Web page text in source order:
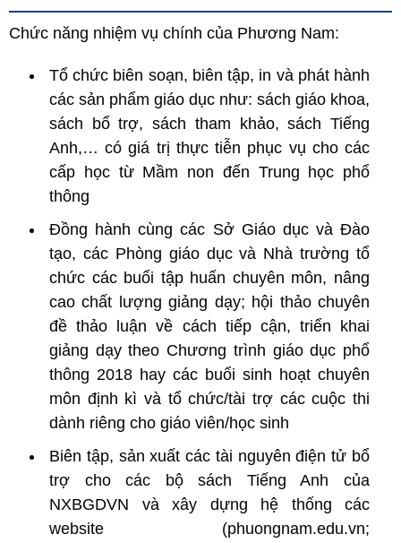
Chức năng nhiệm vụ chính của Phương Nam:
Tổ chức biên soạn, biên tập, in và phát hành
các sản phẩm giáo dục như: sách giáo khoa,
sách bổ trợ, sách tham khảo, sách Tiếng
Anh,… có giá trị thực tiễn phục vụ cho các
cấp học từ Mầm non đến Trung học phổ
thông
Đồng hành cùng các Sở Giáo dục và Đào
tạo, các Phòng giáo dục và Nhà trường tổ
chức các buổi tập huấn chuyên môn, nâng
cao chất lượng giảng dạy; hội thảo chuyên
đề thảo luận về cách tiếp cận, triển khai
giảng dạy theo Chương trình giáo dục phổ
thông 2018 hay các buổi sinh hoạt chuyên
môn định kì và tổ chức/tài trợ các cuộc thi
dành riêng cho giáo viên/học sinh
Biên tập, sản xuất các tài nguyên điện tử bổ
trợ cho các bộ sách Tiếng Anh của
NXBGDVN và xây dựng hệ thống các
website (phuongnam.edu.vn;